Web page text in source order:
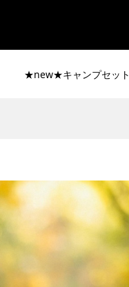
★new★キャンプセット